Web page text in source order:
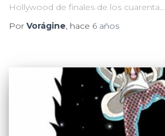
Hollywood de finales de los cuarenta…
Por Vorágine, hace 6 años